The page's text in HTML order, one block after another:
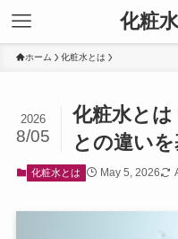
化粧
ホーム 化粧水とは
化粧水とは
との違い
2026
8/05
化粧水とは May 5, 2026